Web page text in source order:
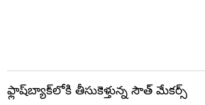
ఫ్లాష్‌బ్యాక్‌లోకి తీసుకెళ్తున్న సౌత్‌ మేకర్స్‌